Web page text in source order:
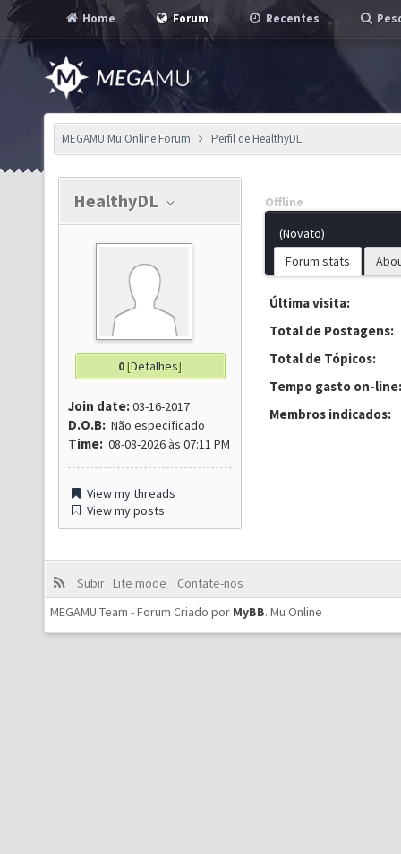
Home Forum Recentes
MEGAMU Mu Online Forum Perfil de HealthyDL
HealthyDL
0[Detalhes]
Join date:03-16-2017
D.O.B: Não especificado
Time: 08-08-2026 às 07:11 PM
View my threads
View my posts
Offline
(Novato)
Forum stats
Última visita:
Total de Postagens:
Total de Tópicos:
Tempo gasto on-line:
Membros indicados:
Subir Lite mode
Contate-nos
MEGAMU Team - Forum Criado por MyBB. Mu Online